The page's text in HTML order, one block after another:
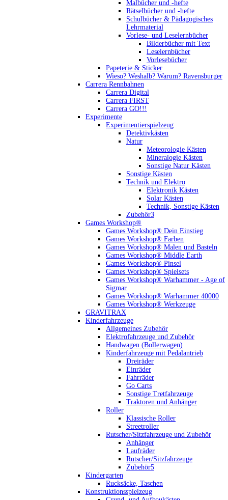
Malbücher und -hefte
Rätselbücher und -hefte
Schulbücher & Pädagogisches
Lehrmaterial
Vorlese- und Leselernbücher
Bilderbücher mit Text
Leselernbücher
Vorlesebücher
Papeterie & Sticker
Wieso? Weshalb? Warum? Ravensburger
Carrera Rennbahnen
Carrera Digital
Carrera FIRST
Carrera GO!!!
Experimente
Experimentierspielzeug
Detektivkästen
Natur
Meteorologie Kästen
Mineralogie Kästen
Sonstige Natur Kästen
Sonstige Kästen
Technik und Elektro
Elektronik Kästen
Solar Kästen
Technik, Sonstige Kästen
Zubehör3
Games Workshop®
Games Workshop® Dein Einstieg
Games Workshop® Farben
Games Workshop® Malen und Basteln
Games Workshop® Middle Earth
Games Workshop® Pinsel
Games Workshop® Spielsets
Games Workshop® Warhammer - Age of
Sigmar
Games Workshop® Warhammer 40000
Games Workshop® Werkzeuge
GRAVITRAX
Kinderfahrzeuge
Allgemeines Zubehör
Elektrofahrzeuge und Zubehör
Handwagen (Bollerwagen)
Kinderfahrzeuge mit Pedalantrieb
Dreiräder
Einräder
Fahrräder
Go Carts
Sonstige Tretfahrzeuge
Traktoren und Anhänger
Roller
Klassische Roller
Streetroller
Rutscher/Sitzfahrzeuge und Zubehör
Anhänger
Laufräder
Rutscher/Sitzfahrzeuge
Zubehör5
Kindergarten
Rucksäcke, Taschen
Konstruktionsspielzeug